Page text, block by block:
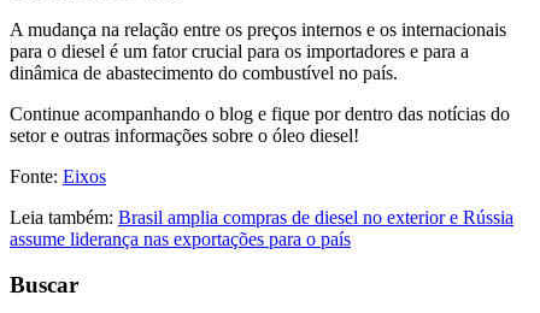
A mudança na relação entre os preços internos e os internacionais
para o diesel é um fator crucial para os importadores e para a
dinâmica de abastecimento do combustível no país.
Continue acompanhando o blog e fique por dentro das notícias do
setor e outras informações sobre o óleo diesel!
Fonte: Eixos
Leia também: Brasil amplia compras de diesel no exterior e Rússia
assume liderança nas exportações para o país
Buscar